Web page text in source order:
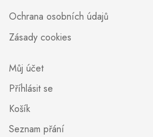
Ochrana osobních údajů
Zásady cookies
Můj účet
Příhlásit se
Košík
Seznam přání